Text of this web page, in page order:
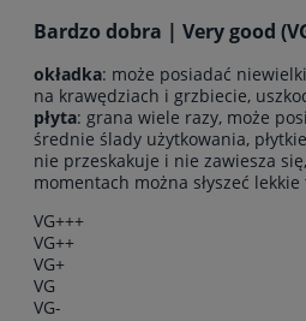
Bardzo dobra | Very good
okładka: może posiadać
na krawędziach i grzbiecie,
płyta: grana wiele razy, może
średnie ślady użytkowania,
nie przeskakuje i nie zawiesza
momentach można słyszeć
VG+++
VG++
VG+
VG
VG-